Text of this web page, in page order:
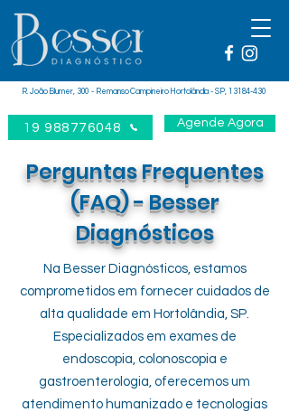
R. João Blumer, 300 - Remanso Campineiro Hortolândia - SP, 13184-430
Agende Agora
19 988776048
Perguntas Frequentes
(FAQ) - Besser
Diagnósticos
Na Besser Diagnósticos, estamos
comprometidos em fornecer cuidados de
alta qualidade em Hortolândia, SP.
Especializados em exames de
endoscopia, colonoscopia e
gastroenterologia, oferecemos um
atendimento humanizado e tecnologias